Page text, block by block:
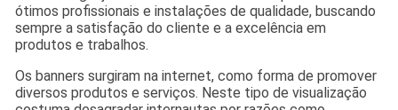
ótimos profissionais e instalações de qualidade, buscando
sempre a satisfação do cliente e a excelência em
produtos e trabalhos.
Os banners surgiram na internet, como forma de promover
diversos produtos e serviços. Neste tipo de visualização